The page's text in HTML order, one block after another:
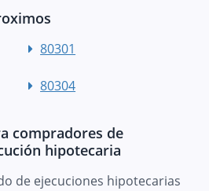
80301
80304
compradores de
hipotecaria
de ejecuciones hipotecarias